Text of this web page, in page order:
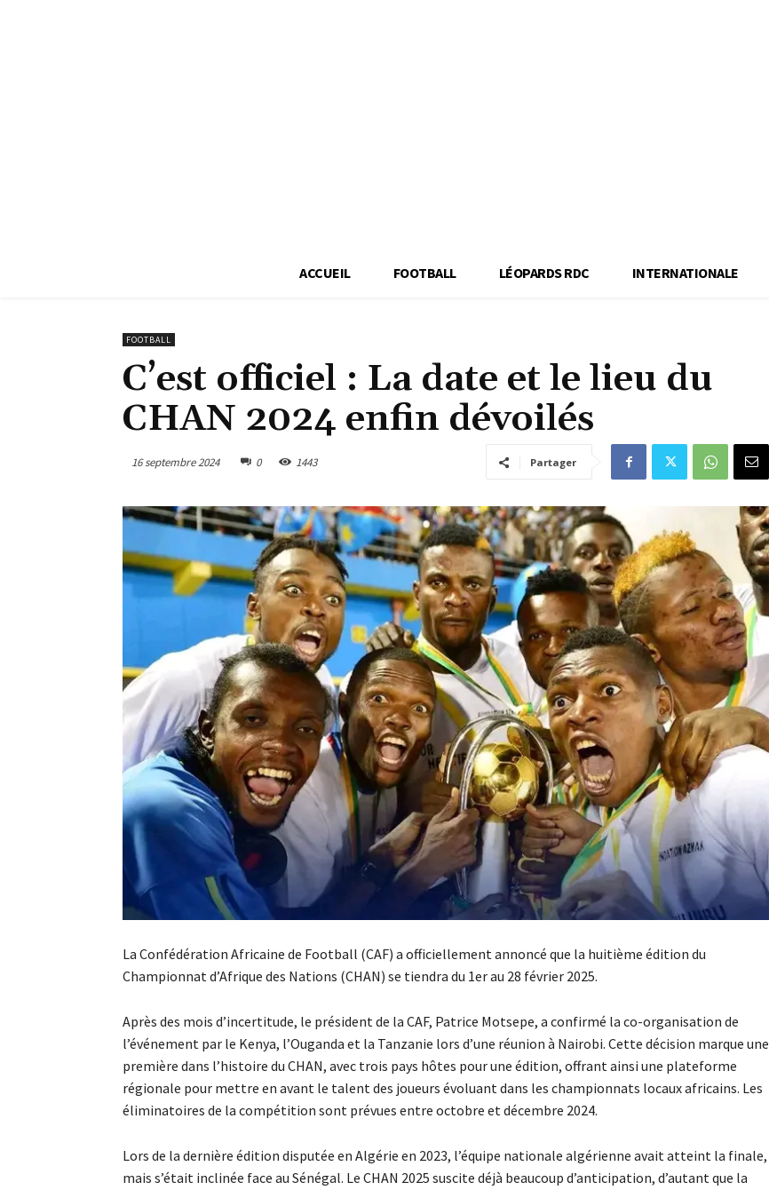
ACCUEIL FOOTBALL LÉOPARDS RDC INTERNATIONALE
FOOTBALL
C’est officiel : La date et le lieu du
CHAN 2024 enfin dévoilés
16 septembre 2024 0 1443 Partager
La Confédération Africaine de Football (CAF) a officiellement annoncé que la huitième édition du
Championnat d’Afrique des Nations (CHAN) se tiendra du 1er au 28 février 2025.
Après des mois d’incertitude, le président de la CAF, Patrice Motsepe, a confirmé la co-organisation de
l’événement par le Kenya, l’Ouganda et la Tanzanie lors d’une réunion à Nairobi. Cette décision marque une
première dans l’histoire du CHAN, avec trois pays hôtes pour une édition, offrant ainsi une plateforme
régionale pour mettre en avant le talent des joueurs évoluant dans les championnats locaux africains. Les
éliminatoires de la compétition sont prévues entre octobre et décembre 2024.
Lors de la dernière édition disputée en Algérie en 2023, l’équipe nationale algérienne avait atteint la finale,
mais s’était inclinée face au Sénégal. Le CHAN 2025 suscite déjà beaucoup d’anticipation, d’autant que la